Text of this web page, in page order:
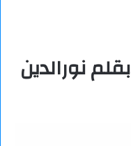
نورالدين